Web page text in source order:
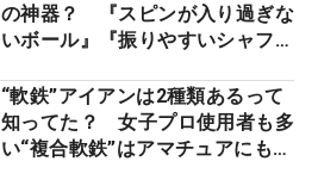
の神器？ 『スピンが入り過ぎな
いボール』『振りやすいシャフ
ー』 #女子プロセッティング
“軟鉄”アイアンは2種類あるって
知ってた？ 女子プロ使用者も多
い“複合軟鉄”はアマチュアにもオ